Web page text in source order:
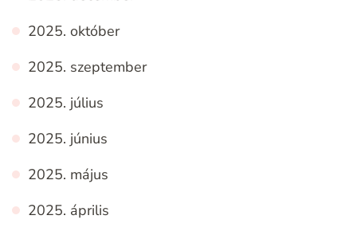
2025. október
2025. szeptember
2025. július
2025. június
2025. május
2025. április